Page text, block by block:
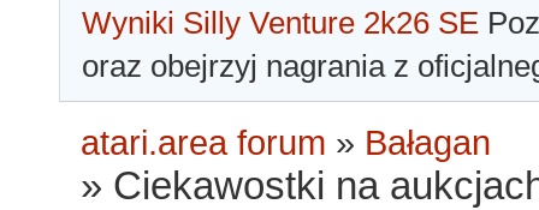
Wyniki Silly Venture 2k26 SE
oraz obejrzyj nagrania z
atari.area forum » Bałagan
» Ciekawostki na